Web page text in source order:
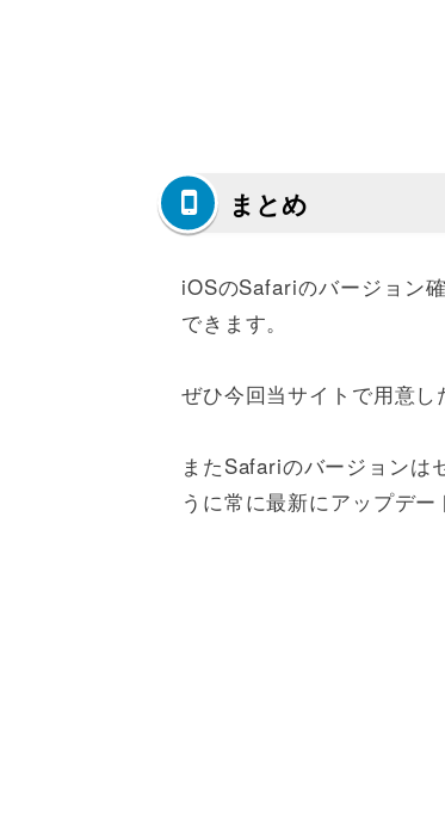
まとめ
iOSのSafariのバージョン
できます。
ぜひ今回当サイトで用意し
またSafariのバージョンは
うに常に最新にアップデー